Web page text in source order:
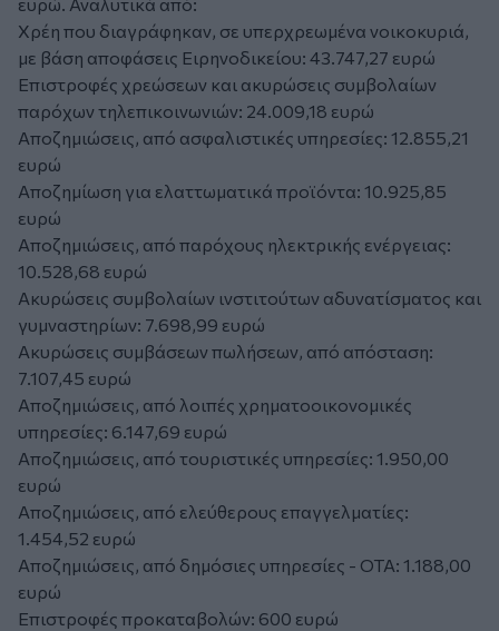
ευρώ. Αναλυτικά από:
Χρέη που διαγράφηκαν, σε υπερχρεωμένα νοικοκυριά,
με βάση αποφάσεις Ειρηνοδικείου: 43.747,27 ευρώ
Επιστροφές χρεώσεων και ακυρώσεις συμβολαίων
παρόχων τηλεπικοινωνιών: 24.009,18 ευρώ
Αποζημιώσεις, από ασφαλιστικές υπηρεσίες: 12.855,21
ευρώ
Αποζημίωση για ελαττωματικά προϊόντα: 10.925,85
ευρώ
Αποζημιώσεις, από παρόχους ηλεκτρικής ενέργειας:
10.528,68 ευρώ
Ακυρώσεις συμβολαίων ινστιτούτων αδυνατίσματος και
γυμναστηρίων: 7.698,99 ευρώ
Ακυρώσεις συμβάσεων πωλήσεων, από απόσταση:
7.107,45 ευρώ
Αποζημιώσεις, από λοιπές χρηματοοικονομικές
υπηρεσίες: 6.147,69 ευρώ
Αποζημιώσεις, από τουριστικές υπηρεσίες: 1.950,00
ευρώ
Αποζημιώσεις, από ελεύθερους επαγγελματίες:
1.454,52 ευρώ
Αποζημιώσεις, από δημόσιες υπηρεσίες - ΟΤΑ: 1.188,00
ευρώ
Επιστροφές προκαταβολών: 600 ευρώ